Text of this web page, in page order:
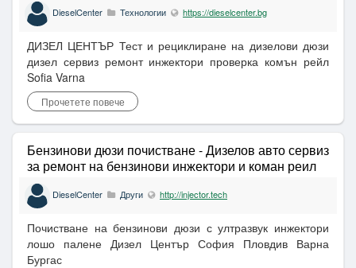
DieselCenter Технологии https://dieselcenter.bg
ДИЗЕЛ ЦЕНТЪР Тест и рециклиране на дизелови дюзи
дизел сервиз ремонт инжектори проверка комън рейл
Sofia Varna
Прочетете повече
Бензинови дюзи почистване - Дизелов авто сервиз
за ремонт на бензинови инжектори и коман реил
DieselCenter Други http://injector.tech
Почистване на бензинови дюзи с ултразвук инжектори
лошо палене Дизел Център София Пловдив Варна
Бургас